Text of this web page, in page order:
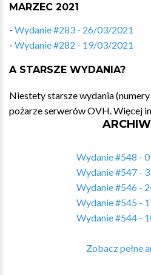
MARZEC 2021
- Wydanie #283 - 26/03/2021
- Wydanie #282 - 19/03/2021
A STARSZE WYDANIA?
Niestety starsze wydania
pożarze serwerów OVH. Więcej
Wydanie #548 -
Wydanie #547 -
Wydanie #546 -
Wydanie #545 -
Wydanie #544 -
Zobacz pełne